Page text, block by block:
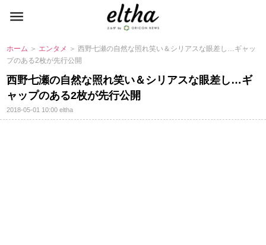
ホーム ＞ エンタメ ＞ 西野七瀬の自然な照れ笑い＆シリアスな眼差し…ギャッ
プのある2枚が先行公開
西野七瀬の自然な照れ笑い＆シリアスな眼差し…ギ
ャップのある2枚が先行公開
2018-05-01 10:00eltha